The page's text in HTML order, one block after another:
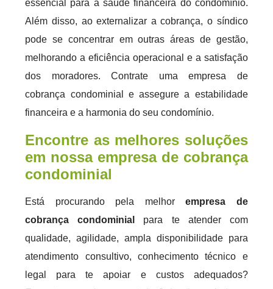
essencial para a saúde financeira do condomínio.
Além disso, ao externalizar a cobrança, o síndico
pode se concentrar em outras áreas de gestão,
melhorando a eficiência operacional e a satisfação
dos moradores. Contrate uma empresa de
cobrança condominial e assegure a estabilidade
financeira e a harmonia do seu condomínio.
Encontre as melhores soluções
em nossa empresa de cobrança
condominial
Está procurando pela melhorempresa de
cobrança condominial
para te atender com
qualidade, agilidade, ampla disponibilidade para
atendimento consultivo, conhecimento técnico e
legal para te apoiar e custos adequados?